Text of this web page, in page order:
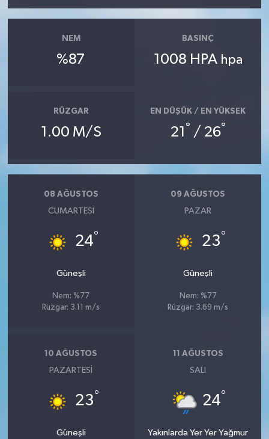
NEM
%87
BASINÇ
1008 HPA hpa
RÜZGAR
1.00 M/S
EN DÜŞÜK / EN YÜKSEK
21 ° / 26°
08 AĞUSTOS
CUMARTESI
24°
Güneşli
Nem: %77
Rüzgar: 3.11 m/s
09 AĞUSTOS
PAZAR
23°
Güneşli
Nem: %77
Rüzgar: 3.69 m/s
10 AĞUSTOS
PAZARTESI
23°
Güneşli
11 AĞUSTOS
SALI
24°
Yakınlarda Yer Yer Yağmur